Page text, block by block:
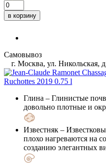
в корзину
Самовывоз
г. Москва, ул. Никольская,
Глина – Глинистые
довольно плотные и
Известняк –
плохо нагреваются на
созданию элегантных